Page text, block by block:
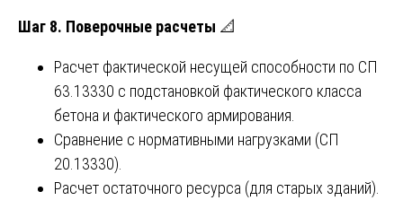
Шаг 8. Поверочные расчеты 📐
Расчет фактической несущей способности по СП
63.13330 с подстановкой фактического класса
бетона и фактического армирования.
Сравнение с нормативными нагрузками (СП
20.13330).
Расчет остаточного ресурса (для старых зданий).